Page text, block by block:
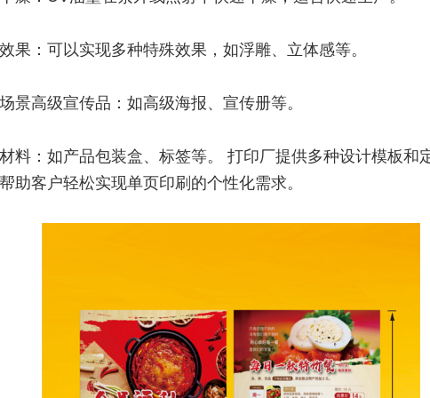
果：可以实现多种特殊效果，如浮雕、立体感等。
景高级宣传品：如高级海报、宣传册等。
料：如产品包装盒、标签等。 打印厂提供多种设计模板和
助客户轻松实现单页印刷的个性化需求。